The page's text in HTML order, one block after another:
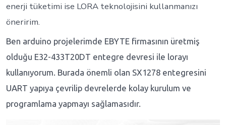
enerji tüketimi ise LORA teknolojisini kullanmanızı
öneririm.
Ben arduino projelerimde EBYTE firmasının üretmiş
olduğu E32-433T20DT entegre devresi ile lorayı
kullanıyorum. Burada önemli olan SX1278 entegresini
UART yapıya çevrilip devrelerde kolay kurulum ve
programlama yapmayı sağlamasıdır.